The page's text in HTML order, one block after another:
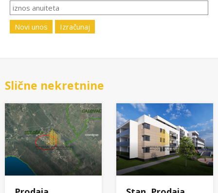
Novi unos Izračunaj
Slične nekretnine